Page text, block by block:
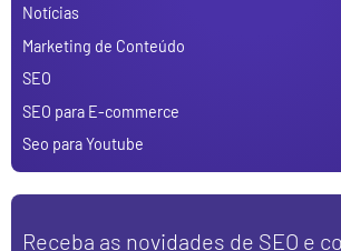
Notícias
Marketing de Conteúdo
SEO
SEO para E-commerce
Seo para Youtube
Receba as novidades de SEO e